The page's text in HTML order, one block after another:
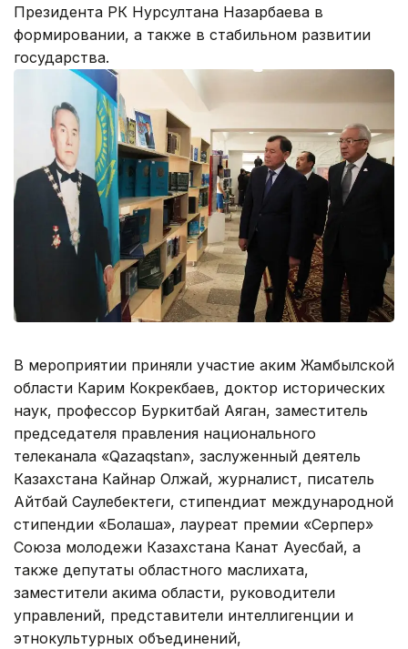
Президента РК Нурсултана Назарбаева в
формировании, а также в стабильном развитии
государства.
В мероприятии приняли участие аким Жамбылской
области Карим Кокрекбаев, доктор исторических
наук, профессор Буркитбай Аяган, заместитель
председателя правления национального
телеканала «Qazaqstan», заслуженный деятель
Казахстана Кайнар Олжай, журналист, писатель
Айтбай Саулебектеги, стипендиат международной
стипендии «Болашақ», лауреат премии «Серпер»
Союза молодежи Казахстана Канат Ауесбай, а
также депутаты областного маслихата,
заместители акима области, руководители
управлений, представители интеллигенции и
этнокультурных объединений,